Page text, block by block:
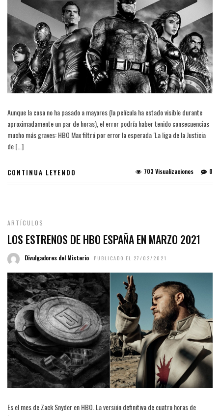
Aunque la cosa no ha pasado a mayores (la película ha estado visible durante
aproximadamente un par de horas), el error podría haber tenido consecuencias
mucho más graves: HBO Max filtró por error la esperada ‘La liga de la Justicia
de […]
CONTINUA LEYENDO 0
703 Visualizaciones
ARTÍCULOS
LOS ESTRENOS DE HBO ESPAÑA EN MARZO 2021
Divulgadores del Misterio PUBLICADO EL 27/02/2021
Es el mes de Zack Snyder en HBO. La versión definitiva de cuatro horas de